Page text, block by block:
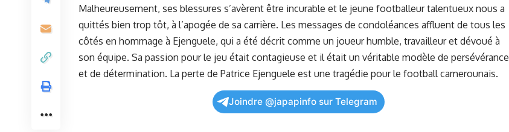
Malheureusement, ses blessures s’avèrent être incurable et le jeune footballeur talentueux nous a
quittés bien trop tôt, à l’apogée de sa carrière. Les messages de condoléances affluent de tous les
côtés en hommage à Ejenguele, qui a été décrit comme un joueur humble, travailleur et dévoué à
son équipe. Sa passion pour le jeu était contagieuse et il était un véritable modèle de persévérance
et de détermination. La perte de Patrice Ejenguele est une tragédie pour le football camerounais.
Joindre @japapinfo sur Telegram